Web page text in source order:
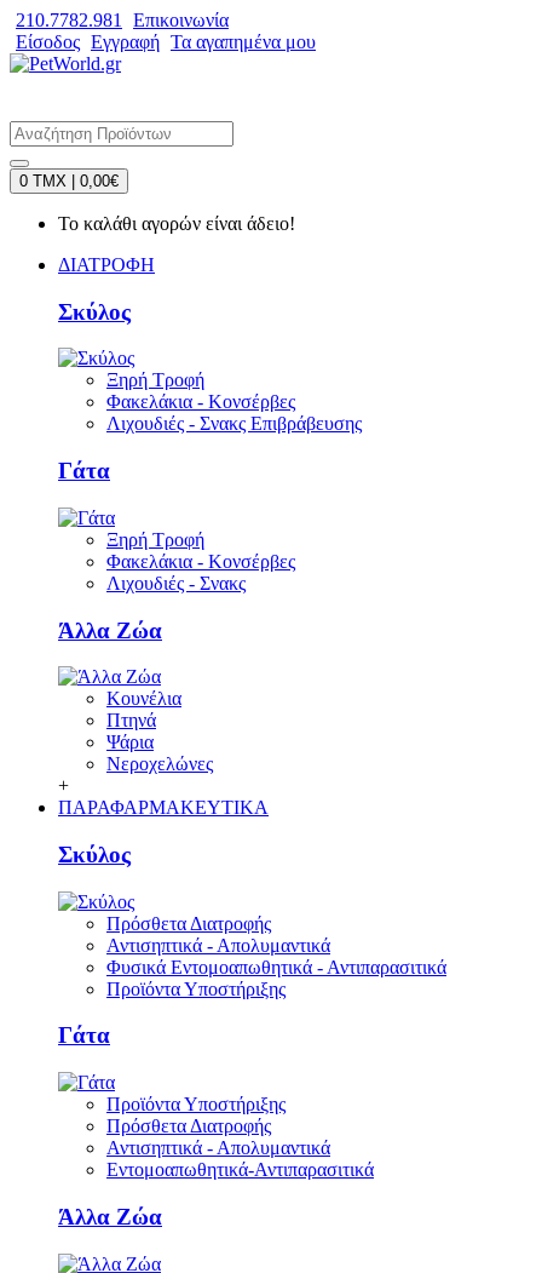
210.7782.981
Επικοινωνία
Είσοδος Εγγραφή Τα αγαπημένα μου
0 TMX | 0,00€
Το καλάθι αγορών είναι άδειο!
ΔΙΑΤΡΟΦΗ
Σκύλος
Ξηρή Τροφή
Φακελάκια - Κονσέρβες
Λιχουδιές - Σνακς Επιβράβευσης
Γάτα
Ξηρή Τροφή
Φακελάκια - Κονσέρβες
Λιχουδιές - Σνακς
Άλλα Ζώα
Κουνέλια
Πτηνά
Ψάρια
Νεροχελώνες
+
ΠΑΡΑΦΑΡΜΑΚΕΥΤΙΚΑ
Σκύλος
Πρόσθετα Διατροφής
Αντισηπτικά - Απολυμαντικά
Φυσικά Εντομοαπωθητικά - Αντιπαρασιτικά
Προϊόντα Υποστήριξης
Γάτα
Προϊόντα Υποστήριξης
Πρόσθετα Διατροφής
Αντισηπτικά - Απολυμαντικά
Εντομοαπωθητικά-Αντιπαρασιτικά
Άλλα Ζώα